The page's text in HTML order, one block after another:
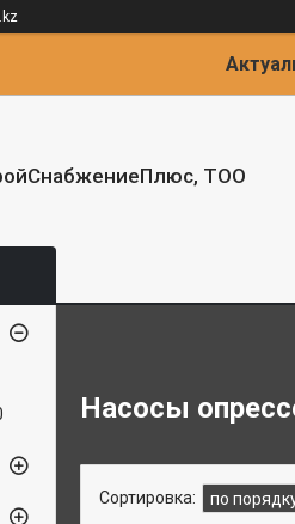
ТОО
Насосы